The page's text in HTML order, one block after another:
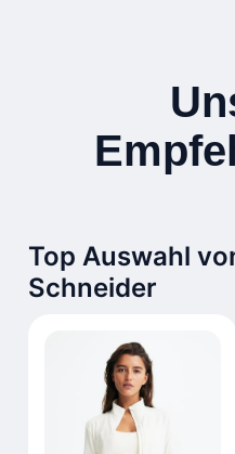
Top Auswahl
Schneider